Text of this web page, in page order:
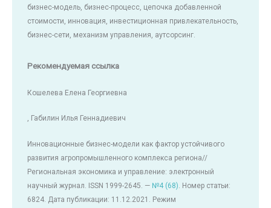
бизнес-модель, бизнес-процесс, цепочка добавленной
стоимости, инновация, инвестиционная привлекательность,
бизнес-сети, механизм управления, аутсорсинг.
Рекомендуемая ссылка
Кошелева Елена Георгиевна
, Габилин Илья Геннадиевич
Инновационные бизнес-модели как фактор устойчивого
развития агропромышленного комплекса региона//
Региональная экономика и управление: электронный
научный журнал. ISSN 1999-2645. — №4 (68) . Номер статьи:
6824. Дата публикации: 11.12.2021. Режим